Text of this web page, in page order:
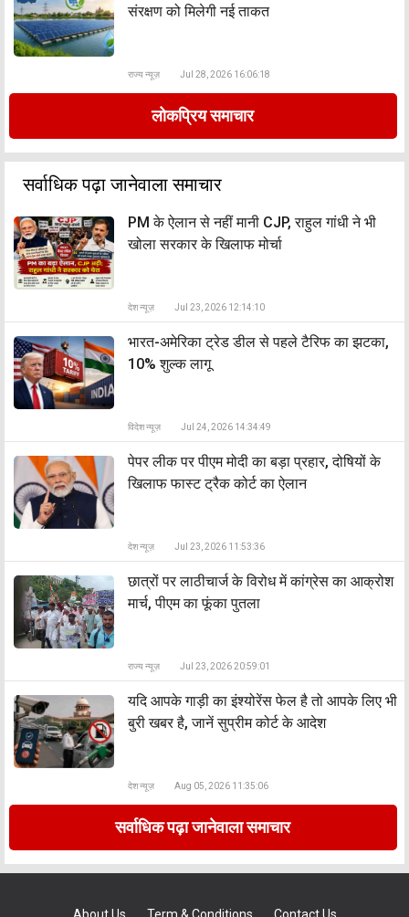
संरक्षण को मिलेगी नई ताकत
राज्य न्यूज़ Jul 28, 2026 16:06:18
लोकप्रिय समाचार
सर्वाधिक पढ़ा जानेवाला समाचार
PM के ऐलान से नहीं मानी CJP, राहुल गांधी ने भी
खोला सरकार के खिलाफ मोर्चा
देश न्यूज़ Jul 23, 2026 12:14:10
भारत-अमेरिका ट्रेड डील से पहले टैरिफ का झटका,
10% शुल्क लागू
विदेश न्यूज़ Jul 24, 2026 14:34:49
पेपर लीक पर पीएम मोदी का बड़ा प्रहार, दोषियों के
खिलाफ फास्ट ट्रैक कोर्ट का ऐलान
देश न्यूज़ Jul 23, 2026 11:53:36
छात्रों पर लाठीचार्ज के विरोध में कांग्रेस का आक्रोश
मार्च, पीएम का फूंका पुतला
राज्य न्यूज़ Jul 23, 2026 20:59:01
यदि आपके गाड़ी का इंश्योरेंस फेल है तो आपके लिए भी
बुरी खबर है, जानें सुप्रीम कोर्ट के आदेश
देश न्यूज़ Aug 05, 2026 11:35:06
सर्वाधिक पढ़ा जानेवाला समाचार